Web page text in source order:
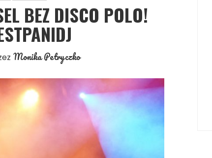
BEZ DISCO POLO!
Monika Petryczko